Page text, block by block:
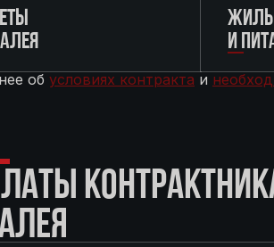
И
об условиях контракта и